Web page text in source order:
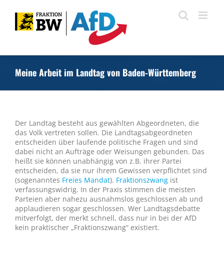
Inhalt
springen
Meine Arbeit im Landtag von Baden-Württemberg
Der Landtag besteht aus gewählten Abgeordneten, die
das Volk vertreten sollen. Die Landtagsabgeordneten
entscheiden über laufende politische Fragen und sind
dabei nicht an Aufträge oder Weisungen gebunden. Das
heißt sie können unabhängig von z.B. ihrer Partei
entscheiden, da sie nur ihrem Gewissen verpflichtet sind
(sogenanntes Freies Mandat). Fraktionszwang ist
verfassungswidrig. In der Praxis stimmen die meisten
Parteien aber nahezu ausnahmslos geschlossen ab und
applaudieren sogar geschlossen. Wer Landtagsdebatte
mitverfolgt, der merkt schnell, dass nur in bei der AfD
kein praktischer „Fraktionszwang“ existiert.